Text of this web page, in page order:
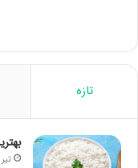
تازه
تیر 7, 1402